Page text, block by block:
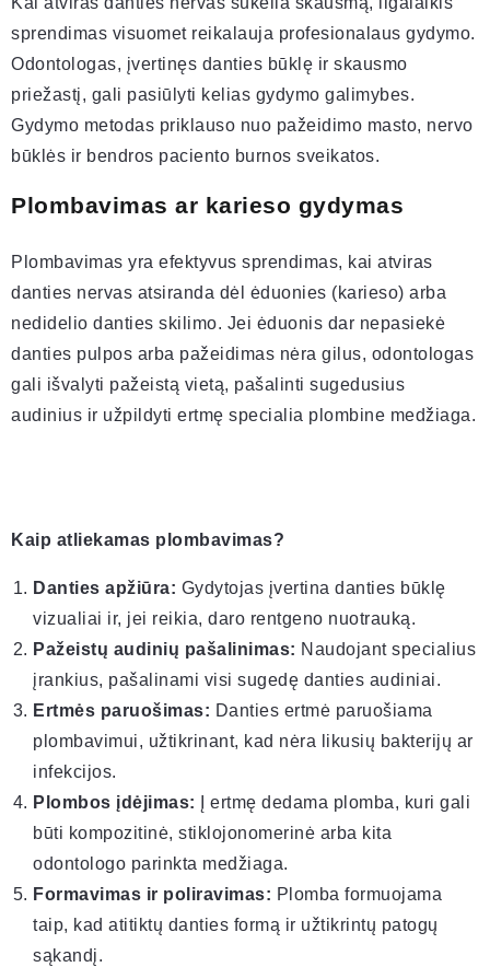
sprendimas visuomet reikalauja profesionalaus gydymo.
Odontologas, įvertinęs danties būklę ir skausmo
priežastį, gali pasiūlyti kelias gydymo galimybes.
Gydymo metodas priklauso nuo pažeidimo masto, nervo
būklės ir bendros paciento burnos sveikatos.
Plombavimas ar karieso gydymas
Plombavimas yra efektyvus sprendimas, kai atviras
danties nervas atsiranda dėl ėduonies (karieso) arba
nedidelio danties skilimo. Jei ėduonis dar nepasiekė
danties pulpos arba pažeidimas nėra gilus, odontologas
gali išvalyti pažeistą vietą, pašalinti sugedusius
audinius ir užpildyti ertmę specialia plombine medžiaga.
Kaip atliekamas plombavimas?
Danties apžiūra: Gydytojas įvertina danties būklę
vizualiai ir, jei reikia, daro rentgeno nuotrauką.
Pažeistų audinių pašalinimas: Naudojant specialius
įrankius, pašalinami visi sugedę danties audiniai.
Ertmės paruošimas: Danties ertmė paruošiama
plombavimui, užtikrinant, kad nėra likusių bakterijų ar
infekcijos.
Plombos įdėjimas: Į ertmę dedama plomba, kuri gali
būti kompozitinė, stiklojonomerinė arba kita
odontologo parinkta medžiaga.
Formavimas ir poliravimas: Plomba formuojama
taip, kad atitiktų danties formą ir užtikrintų patogų
sąkandį.